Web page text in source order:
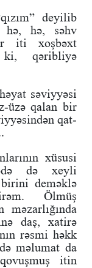
deyilib
hə, hə, səhv
iti xoşbəxt
ki, qəribliyə
səviyyəsi
üzə qalan bir
qat-
xüsusi
də xeyli
deməklə
Ölmüş
məzarlığında
daş, xatirə
rəsmi həkk
məlumat da
itin